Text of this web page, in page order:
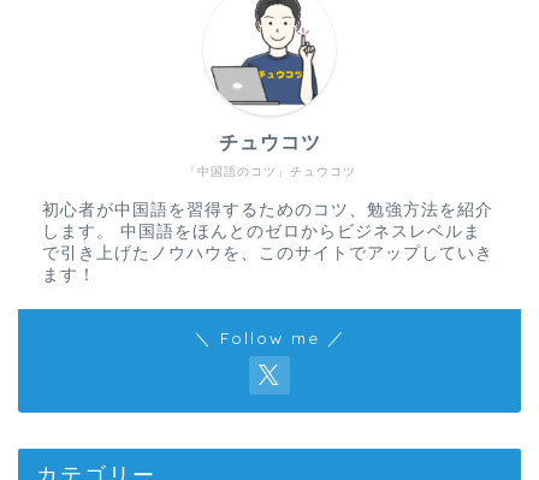
「中国語のコツ」チュウコツ
チュウコツ
初心者が中国語を習得するためのコツ、勉強方法を紹介
します。 中国語をほんとのゼロからビジネスレベルま
で引き上げたノウハウを、このサイトでアップしていき
ます！
＼ Follow me ／
カテゴリー